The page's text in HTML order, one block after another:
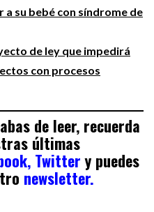
su bebé con síndrome de
de ley que impedirá
con procesos
de leer, recuerda
últimas
Twitter y puedes
newsletter.